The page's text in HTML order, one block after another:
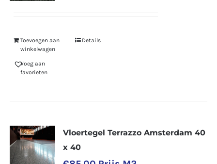
Toevoegen aan
winkelwagen
Details
Voeg aan
favorieten
Vloertegel Terrazzo Amsterdam 40
x 40